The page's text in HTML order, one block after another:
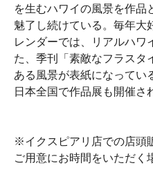
を生むハワイの風景を作品
魅了し続けている。毎年大
レンダーでは、リアルハワ
た、季刊「素敵なフラスタ
ある風景が表紙になってい
日本全国で作品展も開催さ
※イクスピアリ店での店頭
ご用意にお時間をいただく